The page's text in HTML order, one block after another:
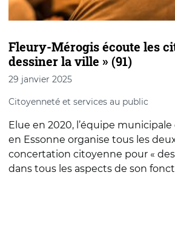
Fleury-Mérogis écoute les
dessiner la ville » (91)
29 janvier 2025
Citoyenneté et services au public
Elue en 2020, l’équipe
en Essonne organise tous les
concertation citoyenne pour «
dans tous les aspects de son